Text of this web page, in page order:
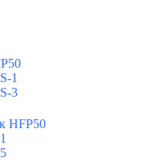
1
3
HFP50